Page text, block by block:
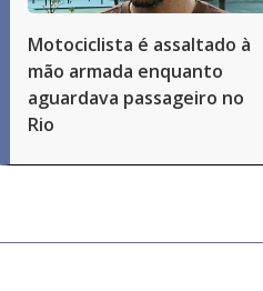
Motociclista é assaltado à
mão armada enquanto
aguardava passageiro no
Rio